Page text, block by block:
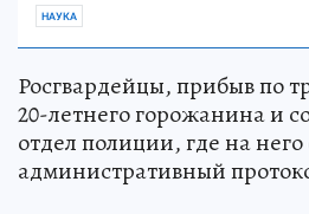
НАУКА
Росгвардейцы, прибыв по
20-летнего горожанина и
отдел полиции, где на
административный